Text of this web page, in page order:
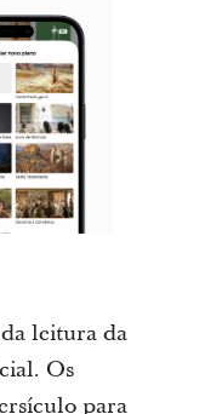
leitura da
Os
para